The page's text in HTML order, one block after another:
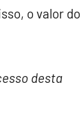
o valor do
desta